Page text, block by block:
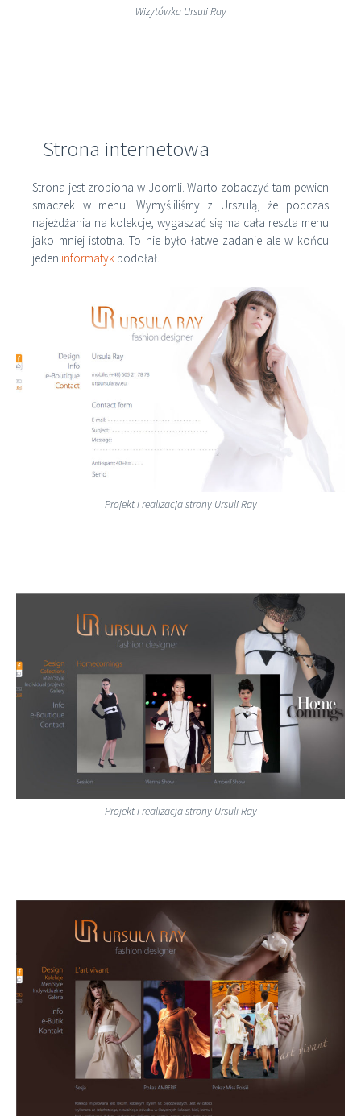
Wizytówka Ursuli Ray
Strona internetowa
Strona jest zrobiona w Joomli. Warto zobaczyć tam pewien
smaczek w menu. Wymyśliliśmy z Urszulą, że podczas
najeżdżania na kolekcje, wygaszać się ma cała reszta menu
jako mniej istotna. To nie było łatwe zadanie ale w końcu
jeden informatyk podołał.
Projekt i realizacja strony Ursuli Ray
Projekt i realizacja strony Ursuli Ray